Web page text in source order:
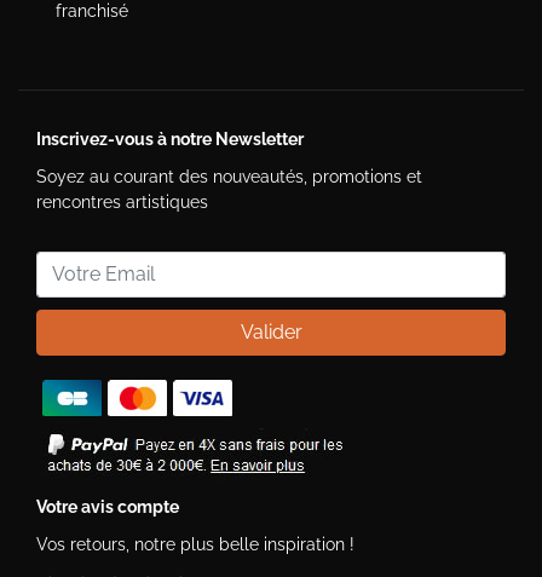
franchisé
Inscrivez-vous à notre Newsletter
Soyez au courant des nouveautés, promotions et
rencontres artistiques
Valider
Votre avis compte
Vos retours, notre plus belle inspiration !